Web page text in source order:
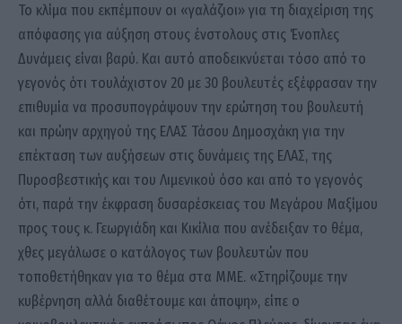
Το κλίμα που εκπέμπουν οι «γαλάζιοι» για τη διαχείριση της
απόφασης για αύξηση στους ένστολους στις Ένοπλες
Δυνάμεις είναι βαρύ. Και αυτό αποδεικνύεται τόσο από το
γεγονός ότι τουλάχιστον 20 με 30 βουλευτές εξέφρασαν την
επιθυμία να προσυπογράψουν την ερώτηση του βουλευτή
και πρώην αρχηγού της ΕΛΑΣ Τάσου Δημοσχάκη για την
επέκταση των αυξήσεων στις δυνάμεις της ΕΛΑΣ, της
Πυροσβεστικής και του Λιμενικού όσο και από το γεγονός
ότι, παρά την έκφραση δυσαρέσκειας του Μεγάρου Μαξίμου
προς τους κ. Γεωργιάδη και Κικίλια που ανέδειξαν το θέμα,
χθες μεγάλωσε ο κατάλογος των βουλευτών που
τοποθετήθηκαν για το θέμα στα ΜΜΕ. «Στηρίζουμε την
κυβέρνηση αλλά διαθέτουμε και άποψη», είπε ο